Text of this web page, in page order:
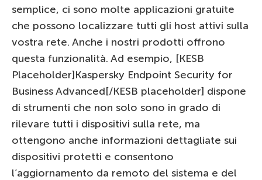
semplice, ci sono molte applicazioni gratuite
che possono localizzare tutti gli host attivi sulla
vostra rete. Anche i nostri prodotti offrono
questa funzionalità. Ad esempio, [KESB
Placeholder]Kaspersky Endpoint Security for
Business Advanced[/KESB placeholder] dispone
di strumenti che non solo sono in grado di
rilevare tutti i dispositivi sulla rete, ma
ottengono anche informazioni dettagliate sui
dispositivi protetti e consentono
l’aggiornamento da remoto del sistema e del